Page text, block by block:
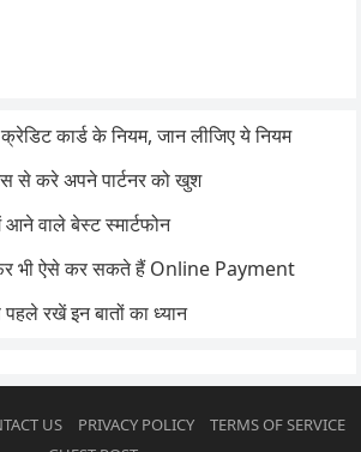
कार्ड के नियम, जान लीजिए ये नियम
से करे अपने पार्टनर को खुश
वाले बेस्ट स्मार्टफोन
भी ऐसे कर सकते हैं Online Payment
रखें इन बातों का ध्यान
US PRIVACY POLICY
TERMS OF SERVICE